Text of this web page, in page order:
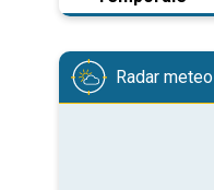
Radar meteo